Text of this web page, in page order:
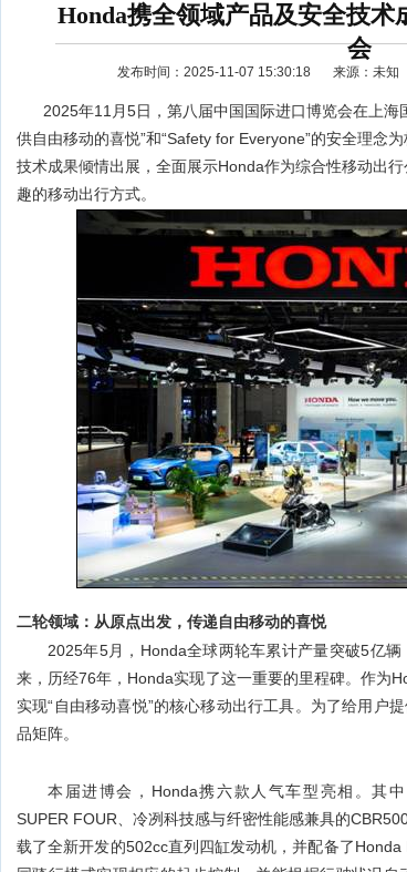
Honda携全领域产品及安全技术
会
发布时间：2025-11-07 15:30:18 来源：未知
2025年11月5日，第八届中国国际进口博览会在上
供自由移动的喜悦”和“Safety for Everyone”的安全理念
技术成果倾情出展，全面展示Honda作为综合性移动出
趣的移动出行方式。
二轮领域：从原点出发，传递自由移动的喜悦
2025年5月，Honda全球两轮车累计产量突破5亿
来，历经76年，Honda实现了这一重要的里程碑。作为
实现“自由移动喜悦”的核心移动出行工具。为了给用户
品矩阵。
本届进博会，Honda携六款人气车型亮相。其
SUPER FOUR、冷冽科技感与纤密性能感兼具的
载了全新开发的502cc直列四缸发动机，并配备了